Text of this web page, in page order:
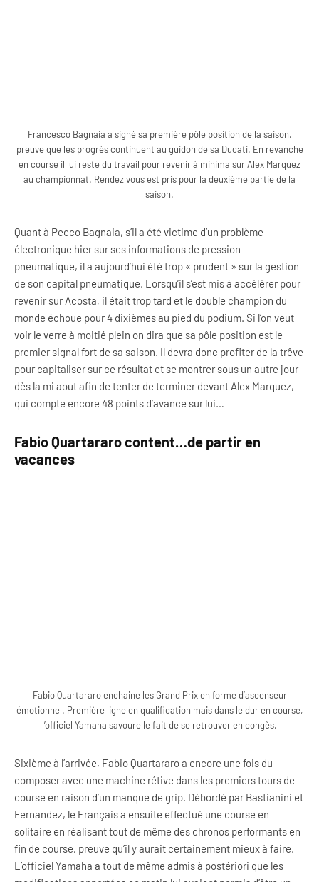
Francesco Bagnaia a signé sa première pôle position de la saison,
preuve que les progrès continuent au guidon de sa Ducati. En revanche
en course il lui reste du travail pour revenir à minima sur Alex Marquez
au championnat. Rendez vous est pris pour la deuxième partie de la
saison.
Quant à Pecco Bagnaia, s’il a été victime d’un problème
électronique hier sur ses informations de pression
pneumatique, il a aujourd’hui été trop « prudent » sur la gestion
de son capital pneumatique. Lorsqu’il s’est mis à accélérer pour
revenir sur Acosta, il était trop tard et le double champion du
monde échoue pour 4 dixièmes au pied du podium. Si l’on veut
voir le verre à moitié plein on dira que sa pôle position est le
premier signal fort de sa saison. Il devra donc profiter de la trêve
pour capitaliser sur ce résultat et se montrer sous un autre jour
dès la mi aout afin de tenter de terminer devant Alex Marquez,
qui compte encore 48 points d’avance sur lui…
Fabio Quartararo content…de partir en
vacances
Fabio Quartararo enchaine les Grand Prix en forme d’ascenseur
émotionnel. Première ligne en qualification mais dans le dur en course,
l’officiel Yamaha savoure le fait de se retrouver en congès.
Sixième à l’arrivée, Fabio Quartararo a encore une fois du
composer avec une machine rétive dans les premiers tours de
course en raison d’un manque de grip. Débordé par Bastianini et
Fernandez, le Français a ensuite effectué une course en
solitaire en réalisant tout de même des chronos performants en
fin de course, preuve qu’il y aurait certainement mieux à faire.
L’officiel Yamaha a tout de même admis à postériori que les